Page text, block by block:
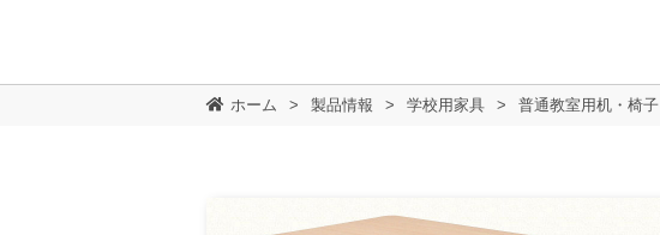
ホーム 製品情報 学校用家具 普通教室用机・椅子